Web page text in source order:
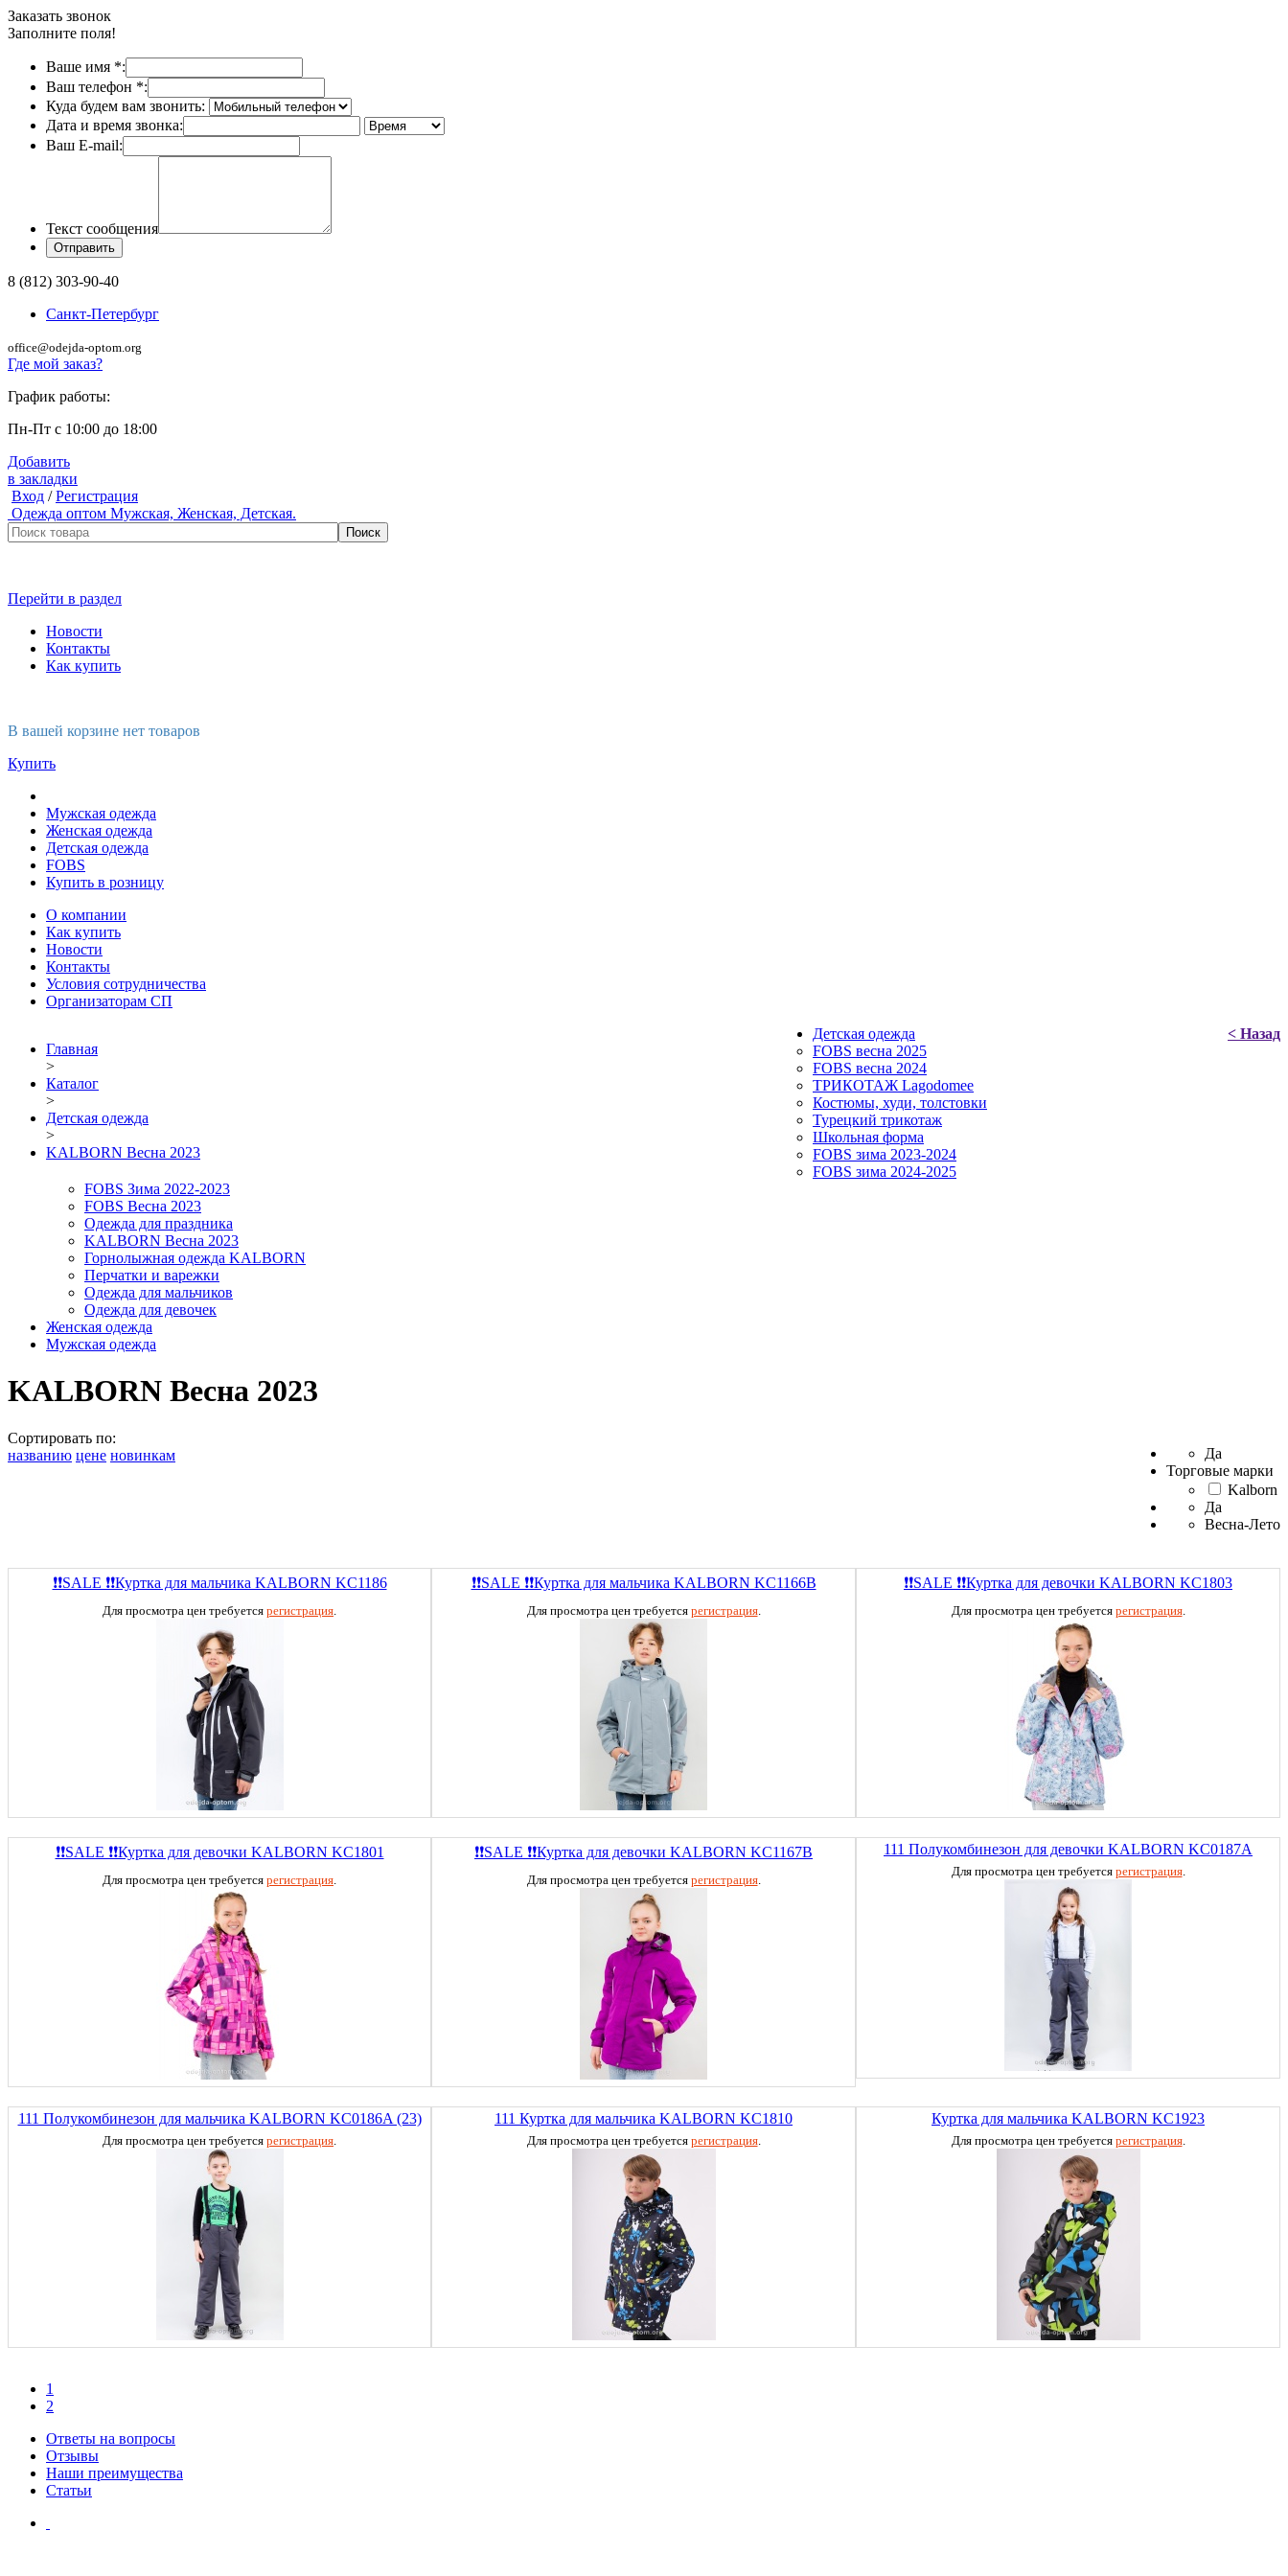
Заказать звонок
Заполните поля!
Ваше имя *:
Ваш телефон *:
Куда будем вам звонить:
Дата и время звонка:
Ваш E-mail:
Текст сообщения
8 (812) 303-90-40
Санкт-Петербург
office@odejda-optom.org
Где мой заказ?
График работы:
Пн-Пт с 10:00 до 18:00
Добавить
в закладки
Вход /Регистрация
Одежда оптом Мужская, Женская, Детская.
Перейти в раздел
Новости
Контакты
Как купить
В вашей корзине нет товаров
Купить
Мужская одежда
Женская одежда
Детская одежда
FOBS
Купить в розницу
О компании
Как купить
Новости
Контакты
Условия сотрудничества
Организаторам СП
Главная
>
Каталог
>
Детская одежда
>
KALBORN Весна 2023
< Назад
Детская одежда
FOBS весна 2025
FOBS весна 2024
ТРИКОТАЖ Lagodomee
Костюмы, худи, толстовки
Турецкий трикотаж
Школьная форма
FOBS зима 2023-2024
FOBS зима 2024-2025
FOBS Зима 2022-2023
FOBS Весна 2023
Одежда для праздника
KALBORN Весна 2023
Горнолыжная одежда KALBORN
Перчатки и варежки
Одежда для мальчиков
Одежда для девочек
Женская одежда
Мужская одежда
KALBORN Весна 2023
Сортировать по:
названию цене новинкам
Да
Торговые марки
Kalborn
Да
Весна-Лето
❗❗SALE ❗❗Куртка для мальчика KALBORN KC1186
Для просмотра цен требуется регистрация
❗❗SALE ❗❗Куртка для мальчика KALBORN KC1166B
Для просмотра цен требуется регистрация.
❗❗SALE ❗❗Куртка для девочки KALBORN KC1803
Для просмотра цен требуется регистрация.
❗❗SALE ❗❗Куртка для девочки KALBORN KC1801
Для просмотра цен требуется регистрация
❗❗SALE ❗❗Куртка для девочки KALBORN KC1167B
Для просмотра цен требуется регистрация.
111 Полукомбинезон для девочки KALBORN KC0187A
Для просмотра цен требуется регистрация.
111 Полукомбинезон для мальчика KALBORN KC0186A (23)
Для просмотра цен требуется регистрация
111 Куртка для мальчика KALBORN KC1810
Для просмотра цен требуется регистрация.
Куртка для мальчика KALBORN KC1923
Для просмотра цен требуется регистрация.
1
2
Ответы на вопросы
Отзывы
Наши преимущества
Статьи